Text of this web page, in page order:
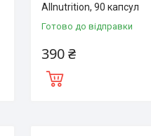
Allnutrition, 90 капсул
Готово до відправки
390 ₴